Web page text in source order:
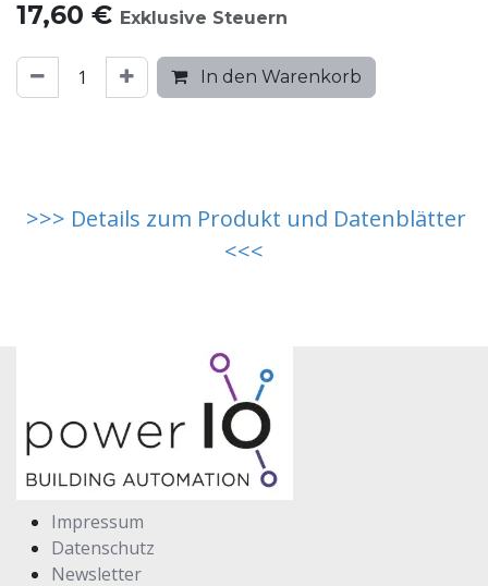
17,60 € Exklusive Steuern
In den Warenkorb
>>> Details zum Produkt und Datenblätter
<<<
Impressum
Datenschutz
Newsletter